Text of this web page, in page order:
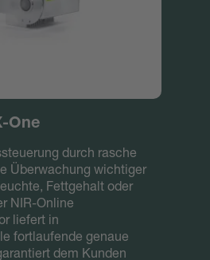
One
durch rasche
Überwachung wichtiger
Fettgehalt oder
NIR-Online
liefert in
fortlaufende genaue
dem Kunden